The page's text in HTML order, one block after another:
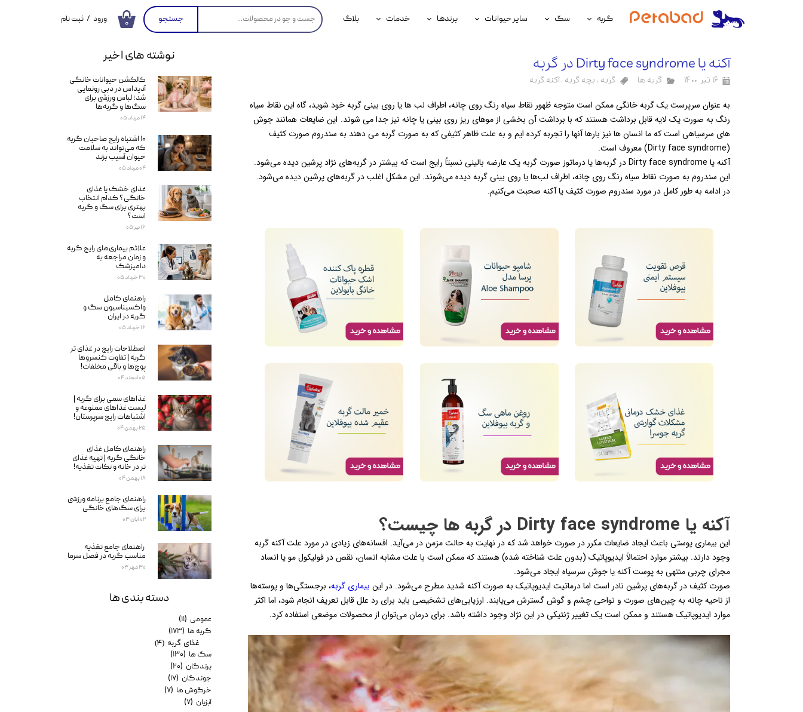
۰ جستجو گربه
لوازم نگهداری گربه
آرایشی و بهداشتی گربه
سگ
لوازم نگهداری سگ
آرایشی و بهداشتی سگ
سایر حیوانات برندها
بیفار
جرهای
رولی
وینستون
ویسکاس
ونپی
خدمات بلاگ ورود / ثبت نام
سفارشات
خروج از حساب
آکنه یا Dirty face syndrome در گربه
۱۶ تیر ۱۴۰۰ گربه ها گربه ، بچه گربه ،آکنه گربه
به عنوان سرپرست یک گربه خانگی ممکن است متوجه ظهور نقاط سیاه رنگ روی چانه، اطراف لب ها یا روی بینی گربه خود شوید، گاه این نقاط سیاه
رنگ به صورت یک لایه قابل برداشت هستند که با برداشت آن بخشی از موهای ریز روی بینی یا چانه نیز جدا می شوند. این ضایعات همانند جوش
های سرسیاهی است که ما انسان ها نیز بارها آنها را تجربه کرده ایم و به علت ظاهر کثیفی که به صورت گربه می دهند به سندروم صورت کثیف
(
Dirty face syndrome) معروف است.
آکنه یا Dirty face syndrome در گربه‌ها یا درماتوز صورت گربه یک عارضه بالینی نسبتاً رایج است که بیشتر در گربه‌های نژاد پرشین دیده می‌شود.
این سندروم به صورت نقاط سیاه رنگ روی چانه، اطراف لب‌ها یا روی بینی گربه دیده می‌شوند. این مشکل اغلب در گربه‌های پرشین دیده می‌شود.
در ادامه به طور کامل در مورد سندروم صورت کثیف یا آکنه صحبت می‌کنیم.
آکنه یا Dirty face syndrome در گربه ها چیست؟
این بیماری پوستی باعث ایجاد ضایعات مکرر در صورت خواهد شد که در نهایت به حالت مزمن در می‌آید. افسانه‌های زیادی در مورد علت آکنه گربه
وجود دارند. بیشتر موارد احتمالاً ایدیوپاتیک (بدون علت شناخته شده) هستند که ممکن است با علت مشابه انسان، نقص در فولیکول مو یا انساد
مجرای چربی منتهی به پوست آکنه یا جوش سرسیاه ایجاد می‌شود.
صورت کثیف در گربه‌های پرشین نادر است اما درماتیت ایدیوپاتیک به صورت آکنه شدید مطرح می‌شود. در این بیماری گربه، برجستگی‌ها و پوسته‌ها
از ناحیه چانه به چین‌های صورت و نواحی چشم و گوش گسترش می‌یابند. ارزیابی‌های تشخیصی باید برای رد علل قابل تعریف انجام شود، اما اکثر
موارد ایدیوپاتیک هستند و ممکن است یک تغییر ژنتیکی در این نژاد وجود داشته باشد. برای درمان می‌توان از محصولات موضعی استفاده کرد.
نوشته های اخیر
کالکشن حیوانات خانگی
آدیداس در دبی رونمایی
شد؛ لباس ورزشی برای
سگ‌ها و گربه‌ها
۱۴ مرداد ۰۵
۱۰ اشتباه رایج صاحبان گربه
که می‌تواند به سلامت
حیوان آسیب بزند
۰۴ مرداد ۰۵
غذای خشک یا غذای
خانگی؟ کدام انتخاب
بهتری برای سگ و گربه
است؟
۱۶ تیر ۰۵
علائم بیماری‌های رایج گربه
و زمان مراجعه به
دامپزشک
۳۰ خرداد ۰۵
راهنمای کامل
واکسیناسیون سگ و
گربه در ایران
۱۶ خرداد ۰۵
اصطلاحات رایج در غذای تر
گربه | تفاوت کنسروها
پوچ‌ها و باقی مخلفات!
۰۵ اسفند ۰۴
غذاهای سمی برای گربه‌ |
لیست غذاهای ممنوعه و
اشتباهات رایج سرپرستان!
۲۵ بهمن ۰۴
راهنمای کامل غذای
خانگی گربه | تهیه غذای
تر در خانه و نکات تغذیه!
۱۸ بهمن ۰۴
راهنمای جامع برنامه ورزشی
برای سگ‌های خانگی
۰۲ آبان ۰۳
راهنمای جامع تغذیه
مناسب گربه در فصل سرما
۳۰ مهر ۰۳
دسته بندی ها
عمومی (۱۱)
گربه ها (۱۷۳)
غذای گربه (۴)
سگ ها (۱۳۰)
پرندگان (۲۰)
جوندگان (۱۷)
خرگوش ها (۷)
آبزیان (۷)